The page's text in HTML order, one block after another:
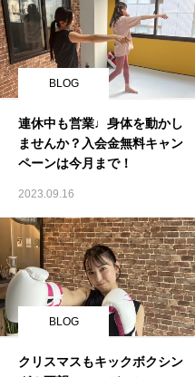
BLOG
連休中も営業♩身体を動かし
ませんか？入会金無料キャン
ペーンは今月まで！
2023.09.16
BLOG
クリスマスもキックボクシン